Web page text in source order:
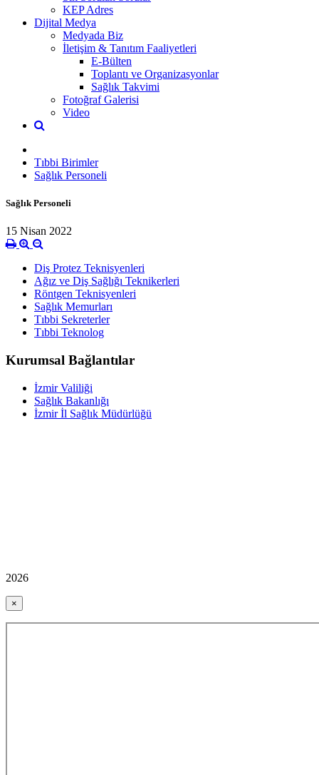
KEP Adres
Dijital Medya
Medyada Biz
İletişim & Tanıtım Faaliyetleri
E-Bülten
Toplantı ve Organizasyonlar
Sağlık Takvimi
Fotoğraf Galerisi
Video
Tıbbi Birimler
Sağlık Personeli
Sağlık Personeli
15 Nisan 2022
Diş Protez Teknisyenleri
Ağız ve Diş Sağlığı Teknikerleri
Röntgen Teknisyenleri
Sağlık Memurları
Tıbbi Sekreterler
Tıbbi Teknolog
Kurumsal Bağlantılar
İzmir Valiliği
Sağlık Bakanlığı
İzmir İl Sağlık Müdürlüğü
2026
×